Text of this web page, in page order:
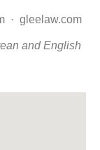
· gleelaw.com
and English